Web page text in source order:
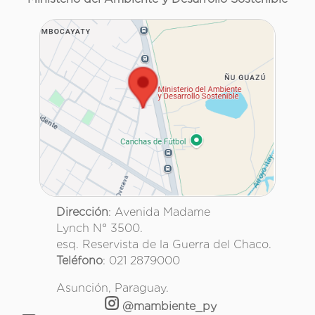
Dirección: Avenida Madame
Lynch N° 3500.
esq. Reservista de la Guerra del Chaco.
Teléfono: 021 2879000
Asunción, Paraguay.
@mambiente_py